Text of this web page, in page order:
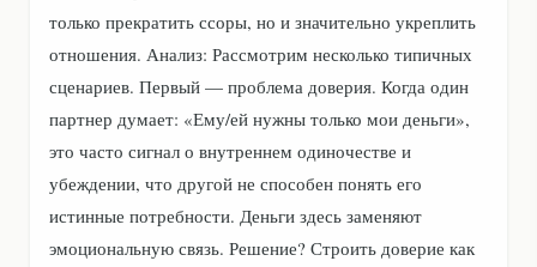
только прекратить ссоры, но и значительно укреплить
отношения. Анализ: Рассмотрим несколько типичных
сценариев. Первый — проблема доверия. Когда один
партнер думает: «Ему/ей нужны только мои деньги»,
это часто сигнал о внутреннем одиночестве и
убеждении, что другой не способен понять его
истинные потребности. Деньги здесь заменяют
эмоциональную связь. Решение? Строить доверие как